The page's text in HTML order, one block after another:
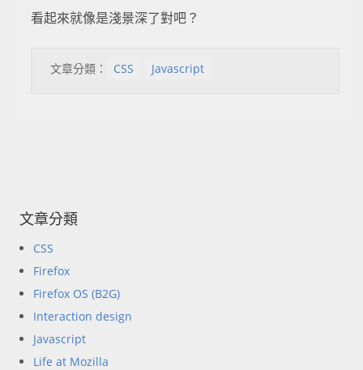
看起來就像是淺景深了對吧？
文章分類： CSS Javascript
文章分類
CSS
Firefox
Firefox OS (B2G)
Interaction design
Javascript
Life at Mozilla